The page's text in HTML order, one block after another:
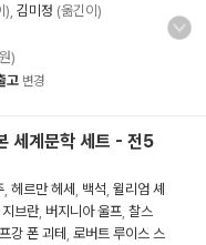
김미정 (옮긴이)
)
고 변경
세계문학 세트 - 전5
헤르만 헤세 백석 윌리엄 셰
브란, 버지니아 울프 찰스
강 폰 괴테
로버트 루이스 스